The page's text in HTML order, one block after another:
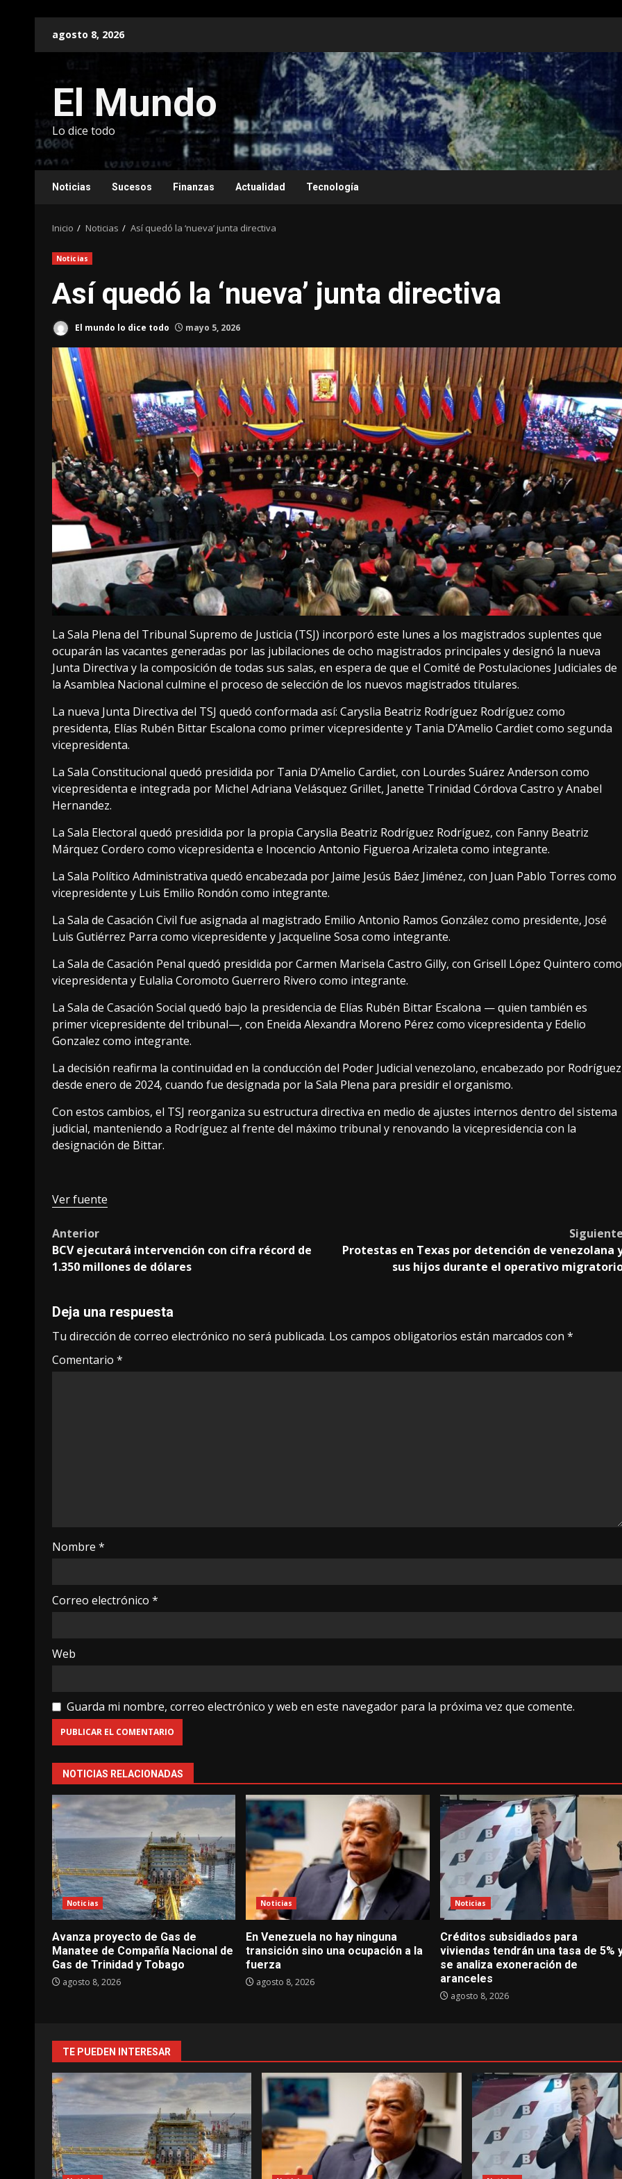
agosto 8, 2026
El Mundo
Lo dice todo
Noticias Sucesos Finanzas Actualidad Tecnología
Inicio Noticias Así quedó la ‘nueva’ junta directiva
Noticias
Así quedó la ‘nueva’ junta directiva
El mundo lo dice todo mayo 5, 2026
La Sala Plena del Tribunal Supremo de Justicia (TSJ) incorporó este lunes a los magistrados suplentes que
ocuparán las vacantes generadas por las jubilaciones de ocho magistrados principales y designó la nueva
Junta Directiva y la composición de todas sus salas, en espera de que el Comité de Postulaciones Judiciales de
la Asamblea Nacional culmine el proceso de selección de los nuevos magistrados titulares.
La nueva Junta Directiva del TSJ quedó conformada así: Caryslia Beatriz Rodríguez Rodríguez como
presidenta, Elías Rubén Bittar Escalona como primer vicepresidente y Tania D’Amelio Cardiet como segunda
vicepresidenta.
La Sala Constitucional quedó presidida por Tania D’Amelio Cardiet, con Lourdes Suárez Anderson como
vicepresidenta e integrada por Michel Adriana Velásquez Grillet, Janette Trinidad Córdova Castro y Anabel
Hernandez.
La Sala Electoral quedó presidida por la propia Caryslia Beatriz Rodríguez Rodríguez, con Fanny Beatriz
Márquez Cordero como vicepresidenta e Inocencio Antonio Figueroa Arizaleta como integrante.
La Sala Político Administrativa quedó encabezada por Jaime Jesús Báez Jiménez, con Juan Pablo Torres como
vicepresidente y Luis Emilio Rondón como integrante.
La Sala de Casación Civil fue asignada al magistrado Emilio Antonio Ramos González como presidente, José
Luis Gutiérrez Parra como vicepresidente y Jacqueline Sosa como integrante.
La Sala de Casación Penal quedó presidida por Carmen Marisela Castro Gilly, con Grisell López Quintero como
vicepresidenta у Eulalia Coromoto Guerrero Rivero como integrante.
La Sala de Casación Social quedó bajo la presidencia de Elías Rubén Bittar Escalona — quien también es
primer vicepresidente del tribunal—, con Eneida Alexandra Moreno Pérez como vicepresidenta y Edelio
Gonzalez como integrante.
La decisión reafirma la continuidad en la conducción del Poder Judicial venezolano, encabezado por Rodríguez
desde enero de 2024, cuando fue designada por la Sala Plena para presidir el organismo.
Con estos cambios, el TSJ reorganiza su estructura directiva en medio de ajustes internos dentro del sistema
judicial, manteniendo a Rodríguez al frente del máximo tribunal y renovando la vicepresidencia con la
designación de Bittar.
Ver fuente
Post
navigation
Anterior
BCV ejecutará intervención con cifra récord de
1.350 millones de dólares
Protestas en Texas por detención de venezolana
sus hijos durante el operativo
Deja una respuesta
Tu dirección de correo electrónico no será publicada. Los campos obligatorios están marcados con *
Comentario *
Nombre *
Correo electrónico *
Web
Guarda mi nombre, correo electrónico y web en este navegador para la próxima vez que comente.
NOTICIAS RELACIONADAS
Noticias
Avanza proyecto de Gas de
Manatee de Compañía Nacional de
Gas de Trinidad y Tobago
agosto 8, 2026
Noticias
En Venezuela no hay ninguna
transición sino una ocupación a la
fuerza
agosto 8, 2026
Noticias
Créditos subsidiados para
viviendas tendrán una tasa de 5%
se analiza exoneración de
aranceles
agosto 8, 2026
TE PUEDEN INTERESAR